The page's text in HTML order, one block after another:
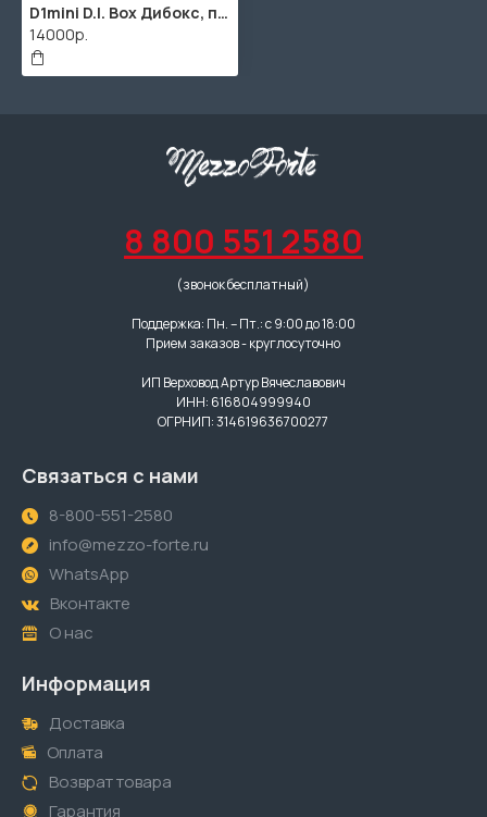
D1mini D.I. Box Дибокс, преобразователь сигнала для гитары, активный, Simpleway Audio
14000р.
8 800 551 2580
(звонок бесплатный)
Поддержка: Пн. – Пт.: с 9:00 до 18:00
Прием заказов - круглосуточно
ИП Верховод Артур Вячеславович
ИНН: 616804999940
ОГРНИП: 314619636700277
Связаться с нами
8-800-551-2580
info@mezzo-forte.ru
WhatsApp
Вконтакте
О нас
Информация
Доставка
Оплата
Возврат товара
Гарантия